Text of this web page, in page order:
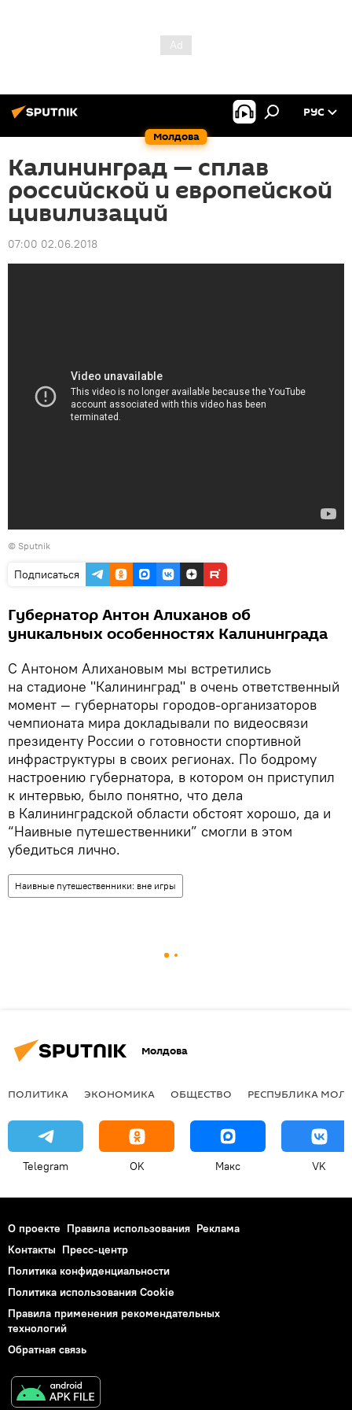
Молдова
РУС
Калининград — сплав
российской и европейской
цивилизаций
07:00 02.06.2018
© Sputnik
Подписаться
Губернатор Антон Алиханов об
уникальных особенностях Калининграда
С Антоном Алихановым мы встретились
на стадионе "Калининград" в очень ответственный
момент — губернаторы городов-организаторов
чемпионата мира докладывали по видеосвязи
президенту России о готовности спортивной
инфраструктуры в своих регионах. По бодрому
настроению губернатора, в котором он приступил
к интервью, было понятно, что дела
в Калининградской области обстоят хорошо, да и
“Наивные путешественники” смогли в этом
убедиться лично.
Наивные путешественники: вне игры
Молдова
ПОЛИТИКА ЭКОНОМИКА ОБЩЕСТВО РЕСПУБЛИКА
Telegram OK Макс VK
О проекте Правила использования Реклама
Контакты Пресс-центр
Политика конфиденциальности
Политика использования Cookie
Правила применения рекомендательных
технологий
Обратная связь